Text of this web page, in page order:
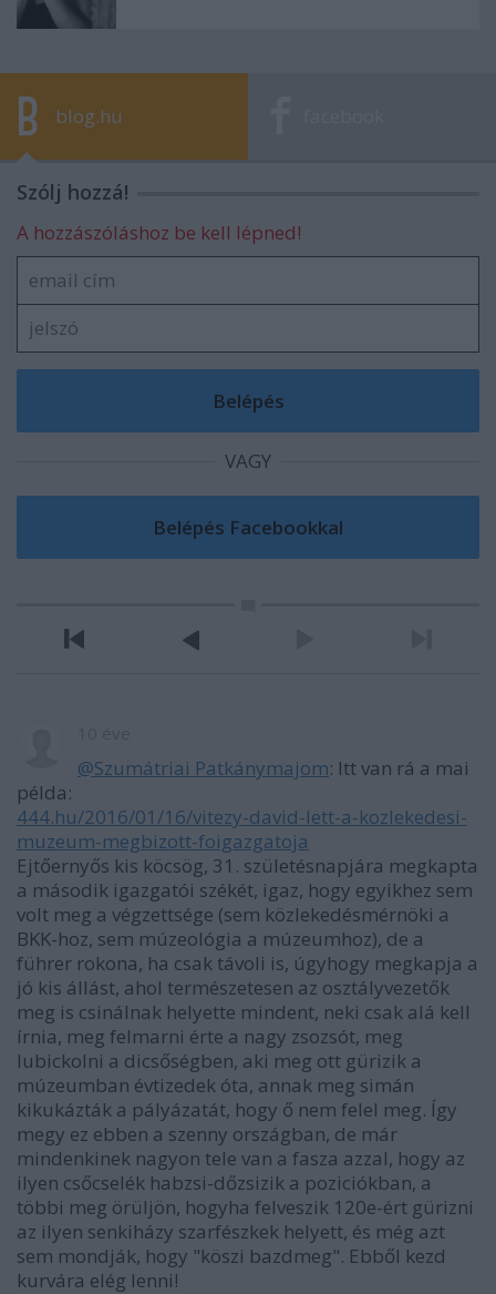
blog.hu
Szólj hozzá!
A hozzászóláshoz be kell lépned!
VAGY
@Szumátriai Patkánymajom: Itt van rá a mai
példa:
444.hu/2016/01/16/vitezy-david-lett-a-kozlekedesi-
muzeum-megbizott-foigazgatoja
Ejtőernyős kis köcsög, 31. születésnapjára megkapta
a második igazgatói székét, igaz, hogy egyikhez sem
volt meg a végzettsége (sem közlekedésmérnöki a
BKK-hoz, sem múzeológia a múzeumhoz), de a
führer rokona, ha csak távoli is, úgyhogy megkapja a
jó kis állást, ahol természetesen az osztályvezetők
meg is csinálnak helyette mindent, neki csak alá kell
írnia, meg felmarni érte a nagy zsozsót, meg
lubickolni a dicsőségben, aki meg ott gürizik a
múzeumban évtizedek óta, annak meg simán
kikukázták a pályázatát, hogy ő nem felel meg. Így
megy ez ebben a szenny országban, de már
mindenkinek nagyon tele van a fasza azzal, hogy az
ilyen csőcselék habzsi-dőzsizik a poziciókban, a
többi meg örüljön, hogyha felveszik 120e-ért gürizni
az ilyen senkiházy szarfészkek helyett, és még azt
sem mondják, hogy "köszi bazdmeg". Ebből kezd
kurvára elég lenni!